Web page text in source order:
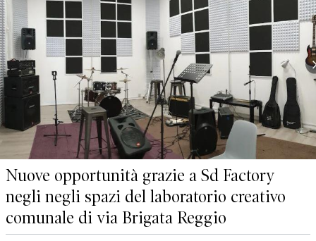
Nuove opportunità grazie a Sd Factory
negli negli spazi del laboratorio creativo
comunale di via Brigata Reggio